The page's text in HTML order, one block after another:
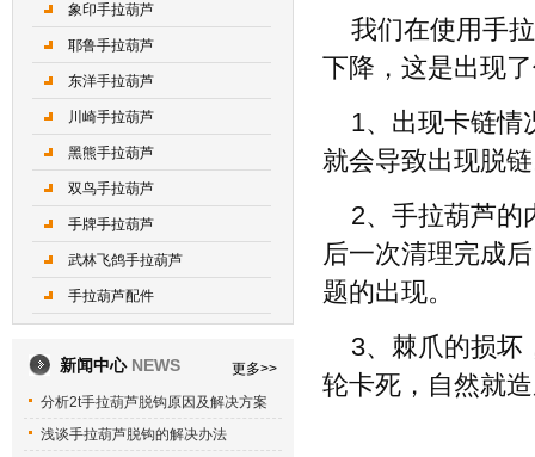
我们在使用手
下降，这是出现
1、出现卡链情
就会导致出现脱
2、手拉葫芦的
后一次清理完成
题的出现。
3、棘爪的损坏
轮卡死，自然就
象印手拉葫芦
耶鲁手拉葫芦
东洋手拉葫芦
川崎手拉葫芦
黑熊手拉葫芦
双鸟手拉葫芦
手牌手拉葫芦
武林飞鸽手拉葫芦
手拉葫芦配件
新闻中心 NEWS
更多>>
分析2t手拉葫芦脱钩原因及解决方案
浅谈手拉葫芦脱钩的解决办法